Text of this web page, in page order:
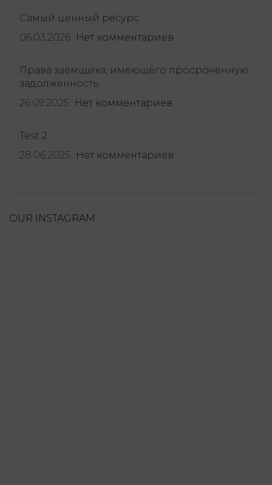
Самый ценный ресурс
06.03.2026 Нет комментариев
Права заемщика, имеющего просроченную
задолженность
26.09.2025
Нет комментариев
Test 2
28.06.2025
Нет комментариев
OUR INSTAGRAM